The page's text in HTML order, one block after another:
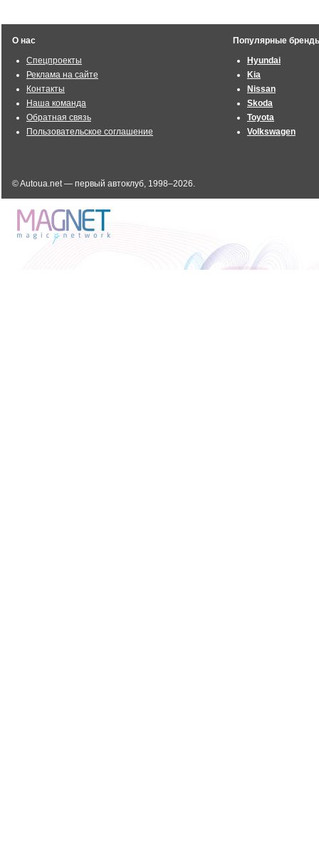
О нас
Спецпроекты
Реклама на сайте
Контакты
Наша команда
Обратная связь
Пользовательское соглашение
Популярные
Hyundai
Kia
Nissan
Skoda
Toyota
Volkswagen
© Autoua.net — первый автоклуб, 1998–2026.